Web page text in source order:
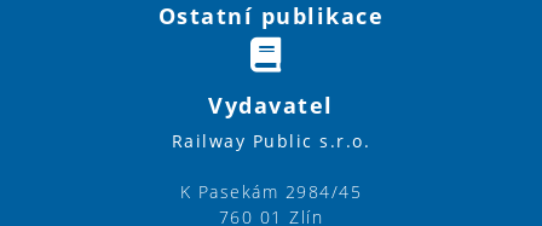
Ostatní publikace
Vydavatel
Railway Public s.r.o.
K Pasekám 2984/45
760 01 Zlín